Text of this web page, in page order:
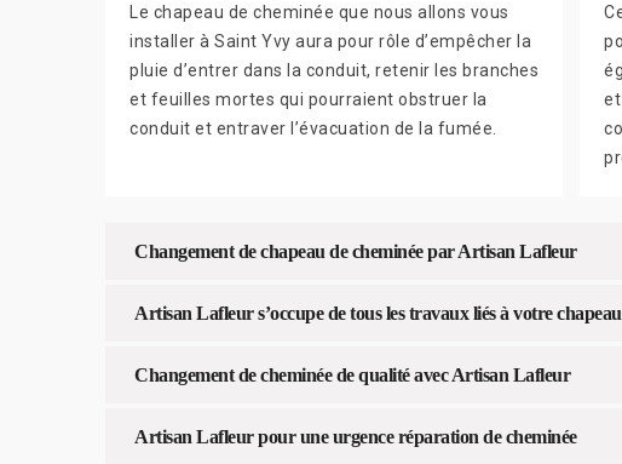
Le chapeau de cheminée que nous allons vous
installer à Saint Yvy aura pour rôle d’empêcher la
pluie d’entrer dans la conduit, retenir les branches
et feuilles mortes qui pourraient obstruer la
conduit et entraver l’évacuation de la fumée.
Changement de chapeau de cheminée par Artisan Lafleur
Artisan Lafleur s’occupe de tous les travaux liés à votre
Changement de cheminée de qualité avec Artisan Lafleur
Artisan Lafleur pour une urgence réparation de cheminée